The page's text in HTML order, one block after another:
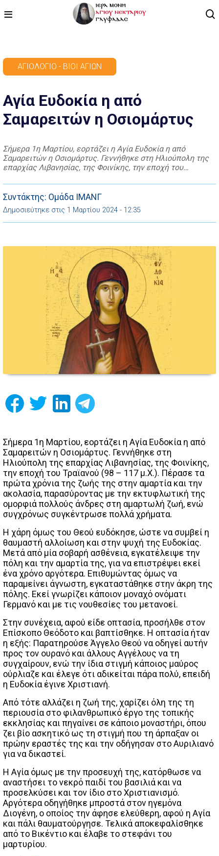
ΠΡΟΓΡΑΜΜΑ
ΒΙΝΤΕΟ
ΑΡΘΡΟΓΡΑΦΙΑ
ΕΠΙΚΟΙΝΩΝΙΑ
ΑΓΙΟΛΌΓΙΟ - ΒΊΟΙ ΑΓΊΩΝ
Αγία Ευδοκία η από
Σαμαρειτών η Οσιομάρτυς
Σήμερα 1η Μαρτίου, εορτάζει η Αγία Ευδοκία η από
Σαμαρειτών η Οσιομάρτυς. Γεννήθηκε στη Ηλιούπολη της
επαρχίας Λιβανησίας, της Φοινίκης, την εποχή του
ζωής της στην αμαρτία και την ακολασία, παρασύροντας με
την εκτυφλωτική της ομορφιά πολλούς άνδρες στη
αμαρτωλή ζωή, ενώ συγχρόνως συγκέντρωσε πολλά […]
Συντάκτης: Ομάδα ΙΜΑΝΓ
Δημοσιεύτηκε στις 1 Μαρτίου 2024 - 12:35
Σήμερα 1η Μαρτίου, εορτάζει η Αγία Ευδοκία η από
Σαμαρειτών η Οσιομάρτυς. Γεννήθηκε στη
Ηλιούπολη της επαρχίας Λιβανησίας, της Φοινίκης,
την εποχή του Τραϊανού (98 – 117 μ.Χ.). Πέρασε τα
πρώτα χρόνια της ζωής της στην αμαρτία και την
ακολασία, παρασύροντας με την εκτυφλωτική της
ομορφιά πολλούς άνδρες στη αμαρτωλή ζωή, ενώ
συγχρόνως συγκέντρωσε πολλά χρήματα.
Η χάρη όμως του Θεού ευδόκησε, ώστε να συμβεί η
θαυμαστή αλλοίωση και στην ψυχή της Ευδοκίας.
Μετά από μία σοβαρή ασθένεια, εγκατέλειψε την
πόλη και την αμαρτία της, για να επιστρέψει εκεί
ένα χρόνο αργότερα. Επιθυμώντας όμως να
παραμείνει άγνωστη, εγκαταστάθηκε στην άκρη της
πόλης. Εκεί γνωρίζει κάποιον μοναχό ονόματι
Γερμανό και με τις νουθεσίες του μετανοεί.
Στην συνέχεια, αφού είδε οπτασία, προσήλθε στον
Επίσκοπο Θεόδοτο και βαπτίσθηκε. Η οπτασία ήταν
η εξής: Παρατηρούσε Άγγελο Θεού να οδηγεί αυτήν
προς τον ουρανό και άλλους Αγγέλους να τη
συγχαίρουν, ενώ την ίδια στιγμή κάποιος μαύρος
ούρλιαζε και έλεγε ότι αδικείται πάρα πολύ, επειδή
η Ευδοκία έγινε Χριστιανή.
Από τότε αλλάζει η ζωή της, χαρίζει όλη της τη
περιουσία στο φιλανθρωπικό έργο της τοπικής
εκκλησίας και πηγαίνει σε κάποιο μοναστήρι, όπου
ζει βίο ασκητικό ως τη στιγμή που τη άρπαξαν οι
πρώην εραστές της και την οδήγησαν στο Αυριλιανό
για να δικαστεί.
Η Αγία όμως με την προσευχή της, κατόρθωσε να
αναστήσει το νεκρό παιδί του βασιλιά και να
προσελκύσει και τον ίδιο στο Χριστιανισμό.
Αργότερα οδηγήθηκε μπροστά στον ηγεμόνα
Διογένη, ο οποίος την άφησε ελεύθερη, αφού η Αγία
και πάλι θαυματούργησε. Τελικά αποκεφαλίσθηκε
από το Βικέντιο και έλαβε το στεφάνι του
μαρτυρίου.